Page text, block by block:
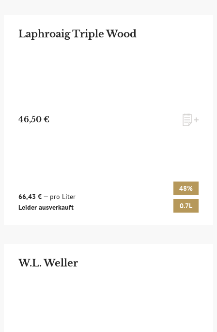
Laphroaig Triple Wood
46,50 €
66,43 € — pro Liter
Leider ausverkauft
48%
0.7L
W.L. Weller